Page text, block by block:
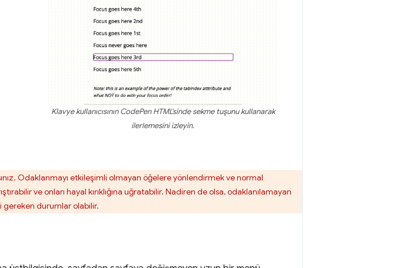
Klavye kullanıcısının CodePen HTML'sinde sekme tuşunu kullanarak
ilerlemesini izleyin.
Odaklanmayı etkileşimli olmayan öğelere yönlendirmek ve normal
ve onları hayal kırıklığına uğratabilir. Nadiren de olsa, odaklanılamayan
durumlar olabilir.